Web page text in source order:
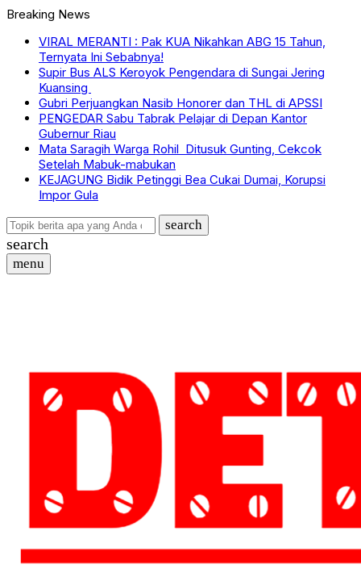
Breaking News
VIRAL MERANTI : Pak KUA Nikahkan ABG 15 Tahun,
Ternyata Ini Sebabnya!
Supir Bus ALS Keroyok Pengendara di Sungai Jering
Kuansing
Gubri Perjuangkan Nasib Honorer dan THL di APSSI
PENGEDAR Sabu Tabrak Pelajar di Depan Kantor
Gubernur Riau
Mata Saragih Warga Rohil Ditusuk Gunting, Cekcok
Setelah Mabuk-mabukan
KEJAGUNG Bidik Petinggi Bea Cukai Dumai, Korupsi
Impor Gula
search
search
menu